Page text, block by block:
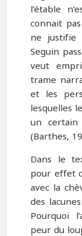
l’étable
connait
ne justifie
Seguin
veut
trame
et les
lesquelles
un
(Barthes,
Dans le
pour effet
avec la
des
Pourquoi
peur du